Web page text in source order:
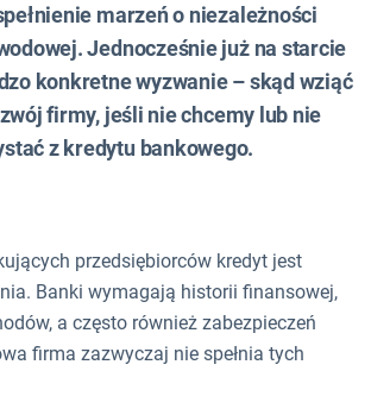
marzeń o niezależności
Jednocześnie już na starcie
konkretne wyzwanie – skąd wziąć
firmy, jeśli nie chcemy lub nie
z kredytu bankowego.
przedsiębiorców kredyt jest
Banki wymagają historii finansowej,
a często również zabezpieczeń
firma zazwyczaj nie spełnia tych